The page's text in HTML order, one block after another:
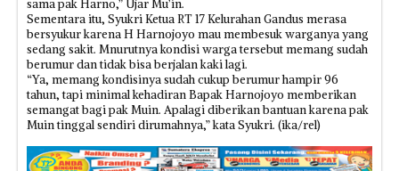
sama pak Harno,” Ujar Mu’in.
Sementara itu, Syukri Ketua RT 17 Kelurahan Gandus merasa
bersyukur karena H Harnojoyo mau membesuk warganya yang
sedang sakit. Mnurutnya kondisi warga tersebut memang sudah
berumur dan tidak bisa berjalan kaki lagi.
“Ya, memang kondisinya sudah cukup berumur hampir 96
tahun, tapi minimal kehadiran Bapak Harnojoyo memberikan
semangat bagi pak Muin. Apalagi diberikan bantuan karena pak
Muin tinggal sendiri dirumahnya,” kata Syukri. (ika/rel)